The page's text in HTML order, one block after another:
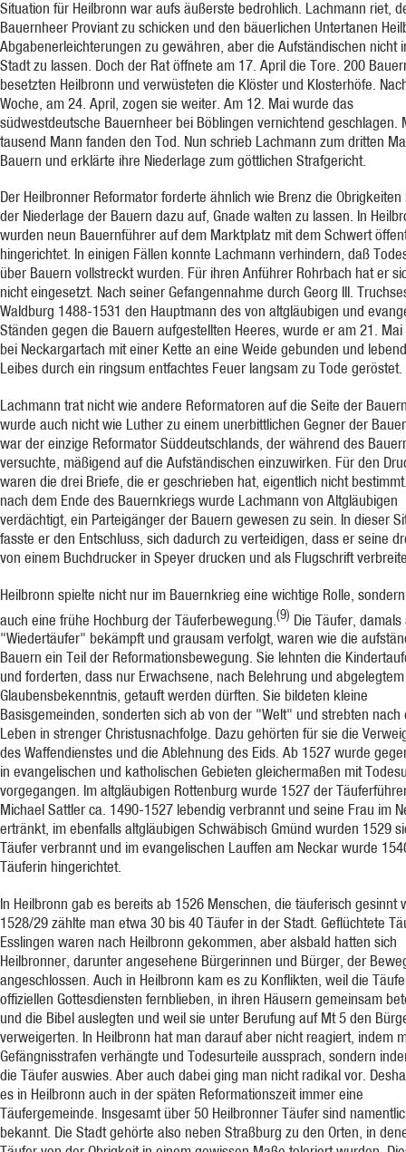
Situation für Heilbronn war aufs äußerste bedrohlich. Lachmann riet,
Bauernheer Proviant zu schicken und den bäuerlichen Untertanen
Abgabenerleichterungen zu gewähren, aber die Aufständischen nicht
Stadt zu lassen. Doch der Rat öffnete am 17. April die Tore. 200
besetzten Heilbronn und verwüsteten die Klöster und Klosterhöfe.
Woche, am 24. April, zogen sie weiter. Am 12. Mai wurde das
südwestdeutsche Bauernheer bei Böblingen vernichtend geschlagen.
tausend Mann fanden den Tod. Nun schrieb Lachmann zum dritten
Bauern und erklärte ihre Niederlage zum göttlichen Strafgericht.
Der Heilbronner Reformator forderte ähnlich wie Brenz die Obrigkeiten
der Niederlage der Bauern dazu auf, Gnade walten zu lassen. In
wurden neun Bauernführer auf dem Marktplatz mit dem Schwert
hingerichtet. In einigen Fällen konnte Lachmann verhindern, daß
über Bauern vollstreckt wurden. Für ihren Anführer Rohrbach hat er
nicht eingesetzt. Nach seiner Gefangennahme durch Georg III.
Waldburg 1488-1531 den Hauptmann des von altgläubigen und
Ständen gegen die Bauern aufgestellten Heeres, wurde er am 21.
bei Neckargartach mit einer Kette an eine Weide gebunden und
Leibes durch ein ringsum entfachtes Feuer langsam zu Tode geröstet.
Lachmann trat nicht wie andere Reformatoren auf die Seite der
wurde auch nicht wie Luther zu einem unerbittlichen Gegner der
war der einzige Reformator Süddeutschlands, der während des
versuchte, mäßigend auf die Aufständischen einzuwirken. Für den
waren die drei Briefe, die er geschrieben hat, eigentlich nicht
nach dem Ende des Bauernkriegs wurde Lachmann von Altgläubigen
verdächtigt, ein Parteigänger der Bauern gewesen zu sein. In dieser
fasste er den Entschluss, sich dadurch zu verteidigen, dass er seine
von einem Buchdrucker in Speyer drucken und als Flugschrift
Heilbronn spielte nicht nur im Bauernkrieg eine wichtige Rolle,
auch eine frühe Hochburg der Täuferbewegung. (9) Die Täufer, damals
"Wiedertäufer" bekämpft und grausam verfolgt, waren wie die
Bauern ein Teil der Reformationsbewegung. Sie lehnten die
und forderten, dass nur Erwachsene, nach Belehrung und abgelegtem
Glaubensbekenntnis, getauft werden dürften. Sie bildeten kleine
Basisgemeinden, sonderten sich ab von der "Welt" und strebten nach
Leben in strenger Christusnachfolge. Dazu gehörten für sie die
des Waffendienstes und die Ablehnung des Eids. Ab 1527 wurde
in evangelischen und katholischen Gebieten gleichermaßen mit
vorgegangen. Im altgläubigen Rottenburg wurde 1527 der
Michael Sattler ca. 1490-1527 lebendig verbrannt und seine Frau im
ertränkt, im ebenfalls altgläubigen Schwäbisch Gmünd wurden 1529
Täufer verbrannt und im evangelischen Lauffen am Neckar wurde
Täuferin hingerichtet.
In Heilbronn gab es bereits ab 1526 Menschen, die täuferisch gesinnt
1528/29 zählte man etwa 30 bis 40 Täufer in der Stadt. Geflüchtete
Esslingen waren nach Heilbronn gekommen, aber alsbald hatten sich
Heilbronner, darunter angesehene Bürgerinnen und Bürger, der
angeschlossen. Auch in Heilbronn kam es zu Konflikten, weil die
offiziellen Gottesdiensten fernblieben, in ihren Häusern gemeinsam
und die Bibel auslegten und weil sie unter Berufung auf Mt 5 den
verweigerten. In Heilbronn hat man darauf aber nicht reagiert, indem
Gefängnisstrafen verhängte und Todesurteile aussprach, sondern
die Täufer auswies. Aber auch dabei ging man nicht radikal vor.
es in Heilbronn auch in der späten Reformationszeit immer eine
Täufergemeinde. Insgesamt über 50 Heilbronner Täufer sind
bekannt. Die Stadt gehörte also neben Straßburg zu den Orten, in